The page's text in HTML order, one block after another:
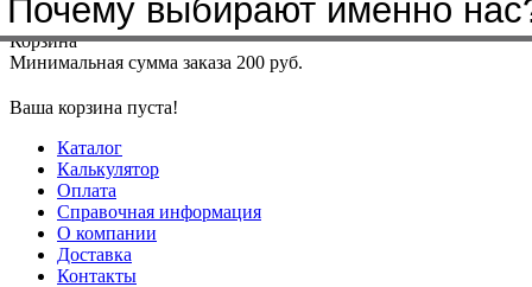
Меню+7(4912)50-37-50sbit@krep62.ru
Корзина
Минимальная сумма заказа 200 руб.
Ваша корзина пуста!
Каталог
Калькулятор
Оплата
Справочная информация
О компании
Доставка
Контакты
Почему выбирают именно